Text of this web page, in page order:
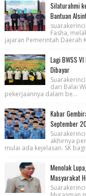
Silaturahmi
Bantuan
Fasha,
jajaran Pemerintah Daerah
Lagi BWSS
Dibayar
dari Balai
pekerjaannya dalam be...
Kabar
September
akhirnya
mulai ada kejelasan. SK
Menolak
Masyarakat